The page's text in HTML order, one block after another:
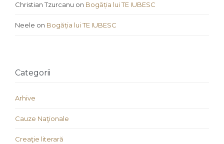
Christian Tzurcanu on Bogăția lui TE IUBESC
Neele on Bogăția lui TE IUBESC
Categorii
Arhive
Cauze Naţionale
Creaţie literară